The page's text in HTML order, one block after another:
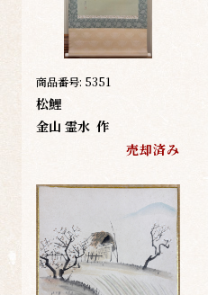
商品番号: 5351
松鯉
金山 霊水 作
売却済み